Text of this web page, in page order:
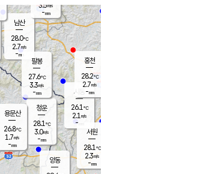
남산
28.0℃
2.7m/s
-mm
청운
28.1℃
3.0m/s
-mm
팔봉
27.6℃
3.3m/s
-mm
양동
시동
26.1℃
2.1 m/s
- mm
서원
28.1℃
2.3m/s
-mm
용문산
26.8℃
1.7m/s
-mm
홍천
28.2℃
2.7m/s
-mm
3.5m/s
-mm